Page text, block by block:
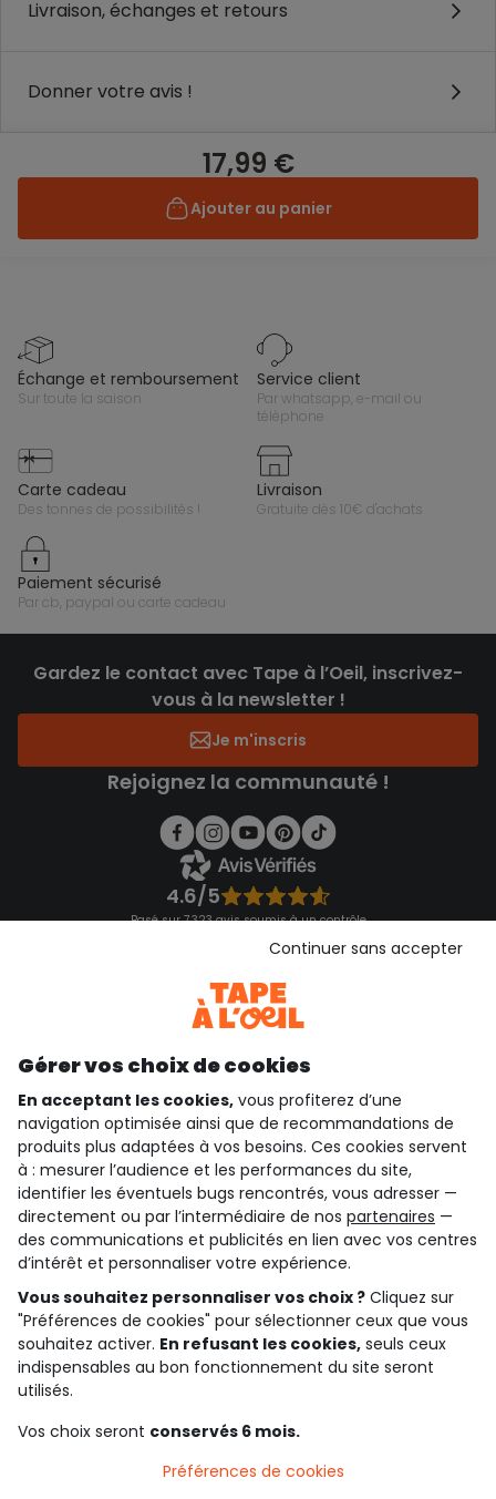
Livraison, échanges et retours
Donner votre avis !
17,99 €
Ajouter au panier
échange et remboursement
sur toute la saison
service client
par whatsapp, e-mail ou
téléphone
carte cadeau
des tonnes de possibilités !
livraison
gratuite dès 10€ d'achats
paiement sécurisé
par cb, paypal ou carte cadeau
Gardez le contact avec Tape à l’Oeil, inscrivez-
vous à la newsletter !
Je m'inscris
Rejoignez la communauté !
4.6/5
Basé sur 7 323 avis soumis à un contrôle
Consulter les CGU
qui sommes-nous ?
besoin d'aide ?
le club fidélité
notre catalogue
Conditions générales de ventes et d'utilisation
Conditions d’utilisation des réseaux sociaux
Politique de confidentialité
Cookies et données personnelles
Paramètres des cookies
Gérer vos choix de cookies
En acceptant les cookies, vous profiterez d’une
navigation optimisée ainsi que de recommandations de
produits plus adaptées à vos besoins. Ces cookies servent
à : mesurer l’audience et les performances du site,
identifier les éventuels bugs rencontrés, vous adresser —
directement ou par l’intermédiaire de nos partenaires —
des communications et publicités en lien avec vos centres
d’intérêt et personnaliser votre expérience.
Vous souhaitez personnaliser vos choix ? Cliquez sur
"Préférences de cookies" pour sélectionner ceux que vous
souhaitez activer. En refusant les cookies, seuls ceux
indispensables au bon fonctionnement du site seront
utilisés.
Vos choix seront conservés 6 mois.
Continuer sans accepter
Préférences de cookies